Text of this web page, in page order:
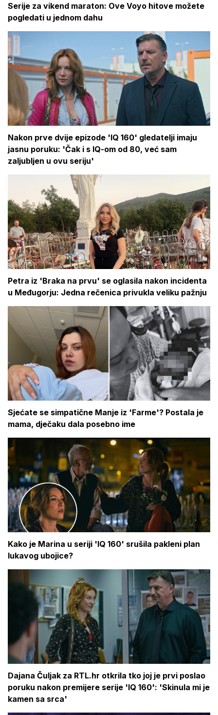
Serije za vikend maraton: Ove Voyo hitove možete
pogledati u jednom dahu
Nakon prve dvije epizode 'IQ 160' gledatelji imaju
jasnu poruku: 'Čak i s IQ-om od 80, već sam
zaljubljen u ovu seriju'
Petra iz 'Braka na prvu' se oglasila nakon incidenta
u Međugorju: Jedna rečenica privukla veliku pažnju
Sjećate se simpatične Manje iz 'Farme'? Postala je
mama, dječaku dala posebno ime
Kako je Marina u seriji 'IQ 160' srušila pakleni plan
lukavog ubojice?
Dajana Čuljak za RTL.hr otkrila tko joj je prvi poslao
poruku nakon premijere serije 'IQ 160': 'Skinula mi je
kamen sa srca'